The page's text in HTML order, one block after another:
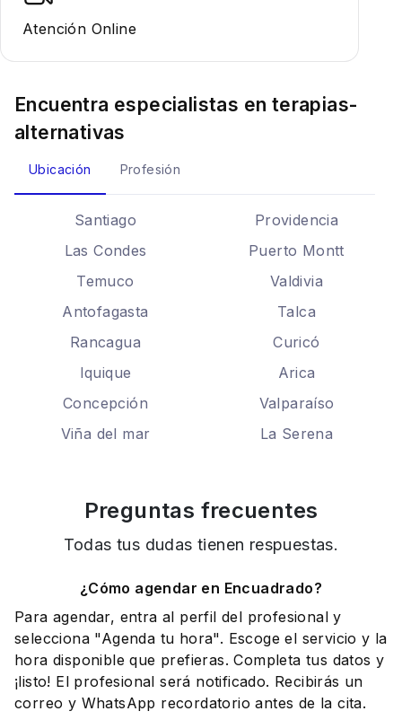
Atención Online
Encuentra especialistas en terapias-
alternativas
Ubicación Profesión
Santiago
Providencia
Las Condes
Puerto Montt
Temuco
Valdivia
Antofagasta
Talca
Rancagua
Curicó
Iquique
Arica
Concepción
Valparaíso
Viña del mar
La Serena
Preguntas frecuentes
Todas tus dudas tienen respuestas.
¿Cómo agendar en Encuadrado?
Para agendar, entra al perfil del profesional y
selecciona "Agenda tu hora". Escoge el servicio y la
hora disponible que prefieras. Completa tus datos y
¡listo! El profesional será notificado. Recibirás un
correo y WhatsApp recordatorio antes de la cita.